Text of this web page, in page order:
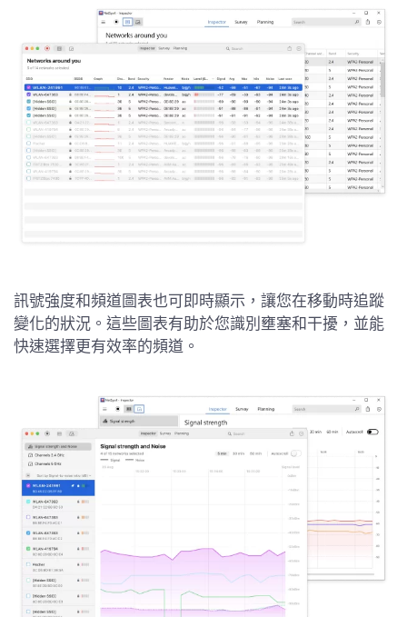
訊號強度和頻道圖表也可即時顯示，讓您在移動時追蹤
變化的狀況。這些圖表有助於您識別壅塞和干擾，並能
快速選擇更有效率的頻道。